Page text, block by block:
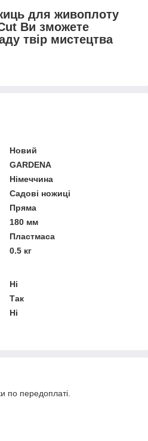
для живоплоту
Ви зможете
твір мистецтва
Новий
GARDENA
Німеччина
Садові ножиці
Пряма
180 мм
Пластмаса
0.5 кг
Ні
Так
Ні
по передоплаті.